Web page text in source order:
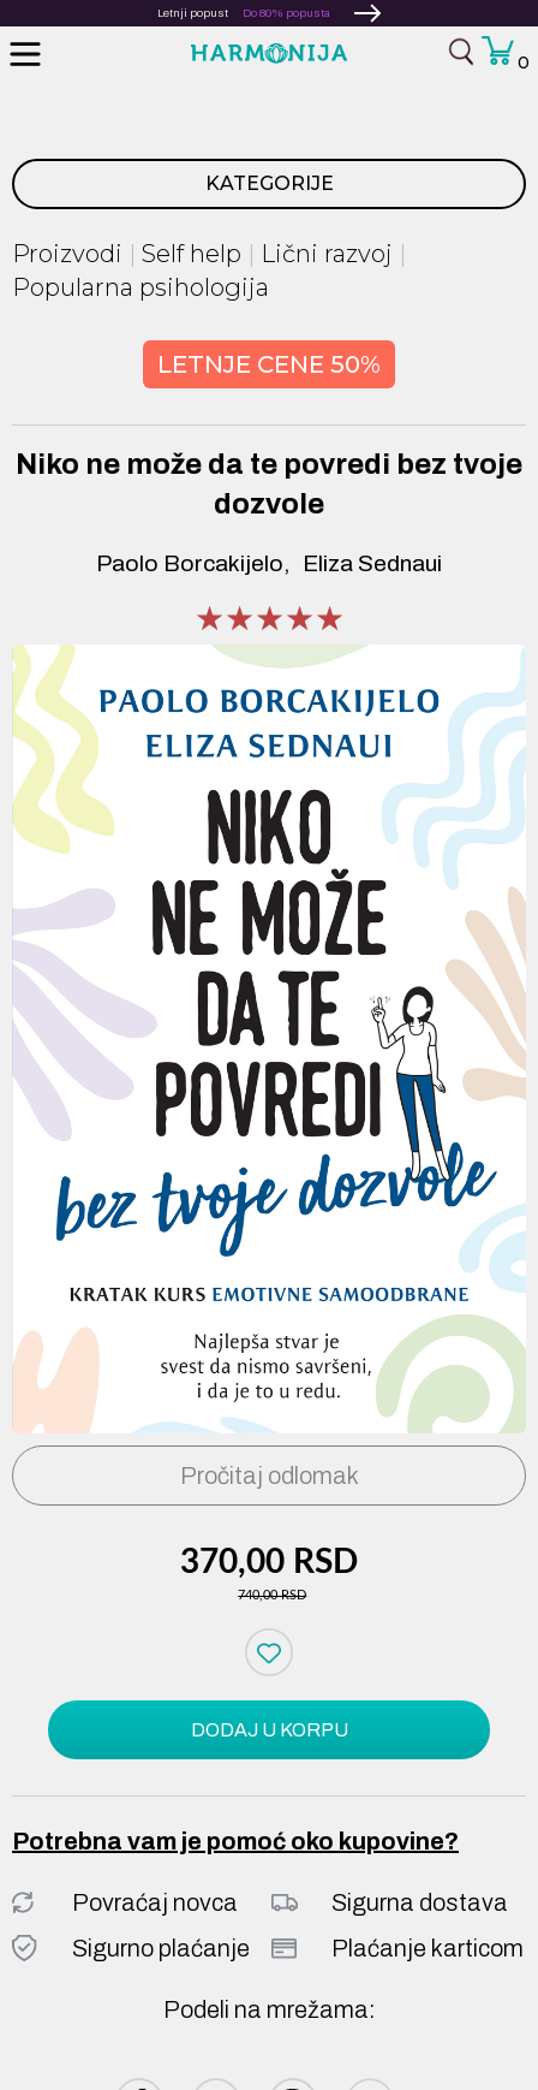
Letnji popust Do 80% popusta
0
KATEGORIJE
Proizvodi Self help
Lični razvoj
Popularna psihologija
Pročitaj odlomak
LETNJE CENE 50%
Niko ne može da te povredi bez tvoje
dozvole
Paolo Borcakijelo Eliza Sednaui
★★★★★
★★★★★
★★★★★
370,00 RSD
740,00 RSD
DODAJ U KORPU
Potrebna vam je pomoć oko kupovine?
Povraćaj novca
Sigurna dostava
Sigurno plaćanje
Plaćanje karticom
Podeli na mrežama: